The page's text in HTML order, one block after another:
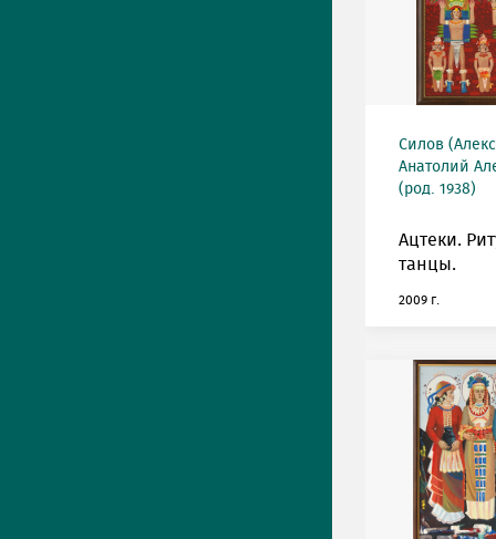
Силов
Анатолий
(род. 1938)
Ацтеки.
танцы.
2009 г.